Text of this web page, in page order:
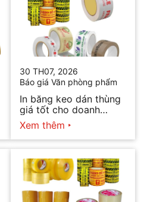
30 TH07, 2026
Báo giá Văn phòng phẩm
In băng keo dán thùng
giá tốt cho doanh
nghiệp bán hàng
Xem thêm